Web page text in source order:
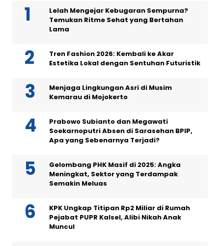
Lelah Mengejar Kebugaran Sempurna?
Temukan Ritme Sehat yang Bertahan
Lama
Tren Fashion 2026: Kembali ke Akar
Estetika Lokal dengan Sentuhan Futuristik
Menjaga Lingkungan Asri di Musim
Kemarau di Mojokerto
Prabowo Subianto dan Megawati
Soekarnoputri Absen di Sarasehan BPIP,
Apa yang Sebenarnya Terjadi?
Gelombang PHK Masif di 2025: Angka
Meningkat, Sektor yang Terdampak
Semakin Meluas
KPK Ungkap Titipan Rp2 Miliar di Rumah
Pejabat PUPR Kalsel, Alibi Nikah Anak
Muncul